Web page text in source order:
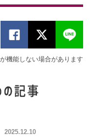
機能しない場合があります
2025.12.10